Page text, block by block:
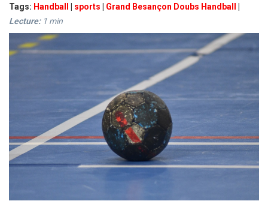
Tags: Handball sports Grand Besançon Doubs Handball
Lecture: 1 min